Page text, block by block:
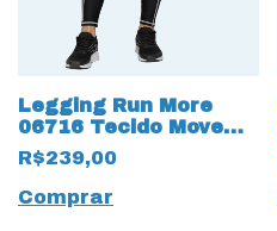
Legging Run More
06716 Tecido Move
com Bolso Preto
R$239,00
Comprar